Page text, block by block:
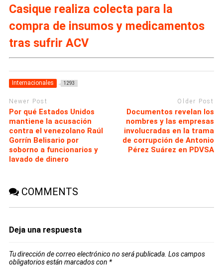
Casique realiza colecta para la
compra de insumos y medicamentos
tras sufrir ACV
Internacionales 1293
Newer Post
Por qué Estados Unidos
mantiene la acusación
contra el venezolano Raúl
Gorrín Belisario por
soborno a funcionarios y
lavado de dinero
Older Post
Documentos revelan los
nombres y las empresas
involucradas en la trama
de corrupción de Antonio
Pérez Suárez en PDVSA
COMMENTS
Deja una respuesta
Tu dirección de correo electrónico no será publicada. Los campos
obligatorios están marcados con *